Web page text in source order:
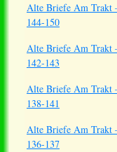
Alte Briefe Am Trakt
144-150
Alte Briefe Am Trakt
142-143
Alte Briefe Am Trakt
138-141
Alte Briefe Am Trakt
136-137